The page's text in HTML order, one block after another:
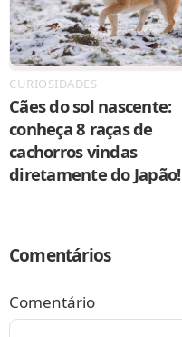
CURIOSIDADES
Cães do sol nascente:
conheça 8 raças de
cachorros vindas
diretamente do Japão!
Comentários
Comentário